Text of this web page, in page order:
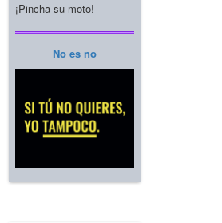
¡Pincha su moto!
No es no